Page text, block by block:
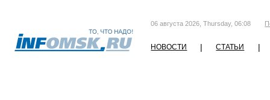
06 августа 2026, Thursday, 06:08
НОВОСТИ | СТАТЬИ |